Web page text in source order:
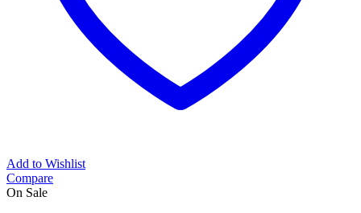
Add to Wishlist
Compare
On Sale